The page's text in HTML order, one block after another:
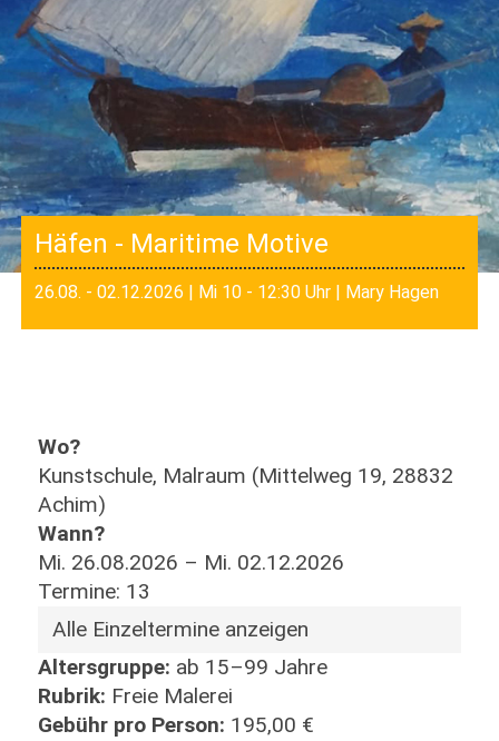
Häfen - Maritime Motive
26.08. - 02.12.2026 | Mi 10 - 12:30 Uhr | Mary Hagen
Wo?
Kunstschule, Malraum (Mittelweg 19, 28832
Achim)
Wann?
Mi. 26.08.2026 – Mi. 02.12.2026
Termine: 13
Alle Einzeltermine anzeigen
Altersgruppe: ab 15–99 Jahre
Rubrik: Freie Malerei
Gebühr pro Person: 195,00 €